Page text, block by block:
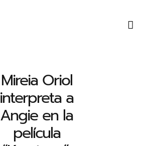
Mireia Oriol
interpreta a
Angie en la
película